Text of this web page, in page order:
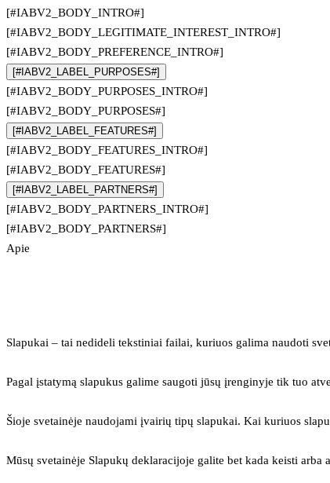
[#IABV2_BODY_INTRO#]
[#IABV2_BODY_LEGITIMATE_INTEREST_INTRO#]
[#IABV2_BODY_PREFERENCE_INTRO#]
[#IABV2_LABEL_PURPOSES#]
[#IABV2_BODY_PURPOSES_INTRO#]
[#IABV2_BODY_PURPOSES#]
[#IABV2_LABEL_FEATURES#]
[#IABV2_BODY_FEATURES_INTRO#]
[#IABV2_BODY_FEATURES#]
[#IABV2_LABEL_PARTNERS#]
[#IABV2_BODY_PARTNERS_INTRO#]
[#IABV2_BODY_PARTNERS#]
Apie
Slapukai – tai nedideli tekstiniai failai, kuriuos galima naudoti
Pagal įstatymą slapukus galime saugoti jūsų įrenginyje tik tuo
Šioje svetainėje naudojami įvairių tipų slapukai. Kai kuriuos
Mūsų svetainėje Slapukų deklaracijoje galite bet kada keisti arba